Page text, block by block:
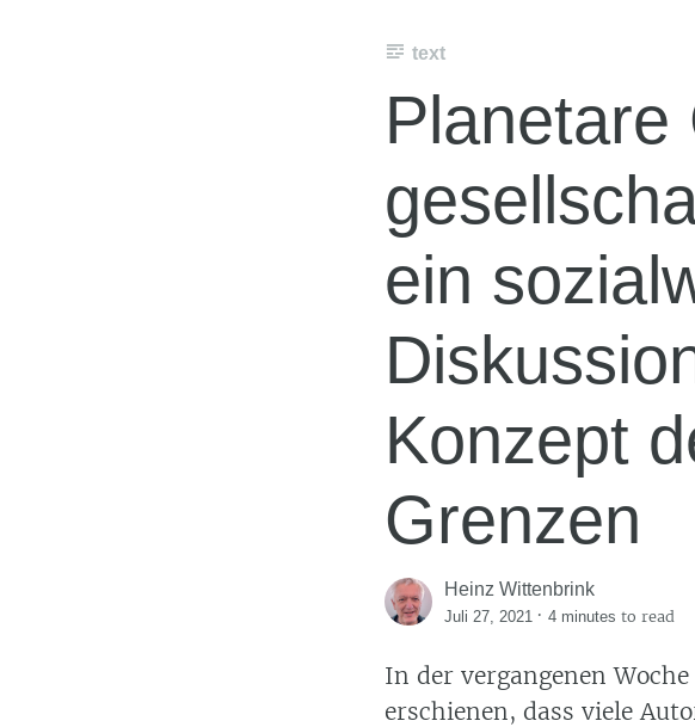
text
Planetare
ein
Konzept
Grenzen
Heinz Wittenbrink
Juli 27, 2021 · 4 minutes to read
In der vergangenen
erschienen, dass viele